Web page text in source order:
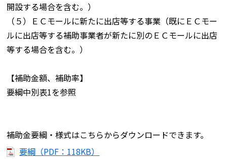
開設する場合を含む。）
（５）ＥＣモールに新たに出店等する事業（既にＥＣモー
ルに出店等する補助事業者が新たに別のＥＣモールに出店
等する場合を含む。）
【補助金額、補助率】
要綱中別表1を参照
補助金要綱・様式はこちらからダウンロードできます。
要綱（PDF：118KB）